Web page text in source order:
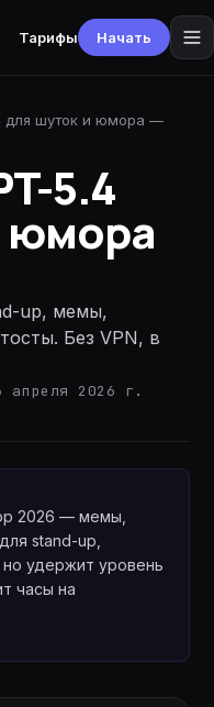
Тарифы Начать
для шуток и юмора —
5.4
юмора
up, мемы,
Без VPN, в
апреля 2026 г.
2026 — мемы,
stand-up,
удержит уровень
часы на